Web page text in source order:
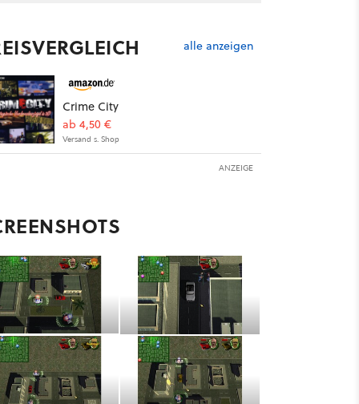
alle anzeigen
Crime City
ab 4,50 €
Versand s. Shop
ANZEIGE